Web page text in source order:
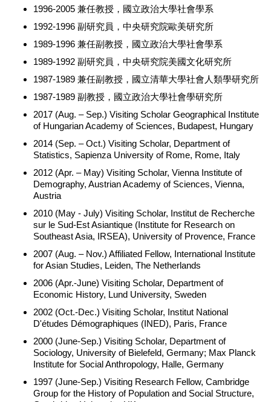
1996-2005 兼任教授，國立政治大學社會學系
1992-1996 副研究員，中央研究院歐美研究所
1989-1996 兼任副教授，國立政治大學社會學系
1989-1992 副研究員，中央研究院美國文化研究所
1987-1989 兼任副教授，國立清華大學社會人類學研究所
1987-1989 副教授，國立政治大學社會學研究所
2017 (Aug. – Sep.) Visiting Scholar Geographical Institute
of Hungarian Academy of Sciences, Budapest, Hungary
2014 (Sep. – Oct.) Visiting Scholar, Department of
Statistics, Sapienza University of Rome, Rome, Italy
2012 (Apr. – May) Visiting Scholar, Vienna Institute of
Demography, Austrian Academy of Sciences, Vienna,
Austria
2010 (May - July) Visiting Scholar, Institut de Recherche
sur le Sud-Est Asiantique (Institute for Research on
Southeast Asia, IRSEA), University of Provence, France
2007 (Aug. – Nov.) Affiliated Fellow, International Institute
for Asian Studies, Leiden, The Netherlands
2006 (Apr.-June) Visiting Scholar, Department of
Economic History, Lund University, Sweden
2002 (Oct.-Dec.) Visiting Scholar, Institut National
D'études Démographiques (INED), Paris, France
2000 (June-Sep.) Visiting Scholar, Department of
Sociology, University of Bielefeld, Germany; Max Planck
Institute for Social Anthropology, Halle, Germany
1997 (June-Sep.) Visiting Research Fellow, Cambridge
Group for the History of Population and Social Structure,